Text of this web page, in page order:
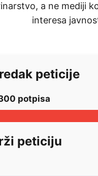
a ne mediji
interesa
peticije
potpisa
peticiju